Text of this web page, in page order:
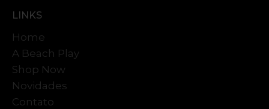
LINKS
Home
A Beach Play
Shop Now
Novidades
Contato